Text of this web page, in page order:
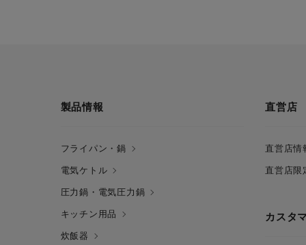
製品情報
フライパン・鍋
電気ケトル
圧力鍋・電気圧力鍋
キッチン用品
炊飯器
直営店
直営店情
直営店限
カスタ